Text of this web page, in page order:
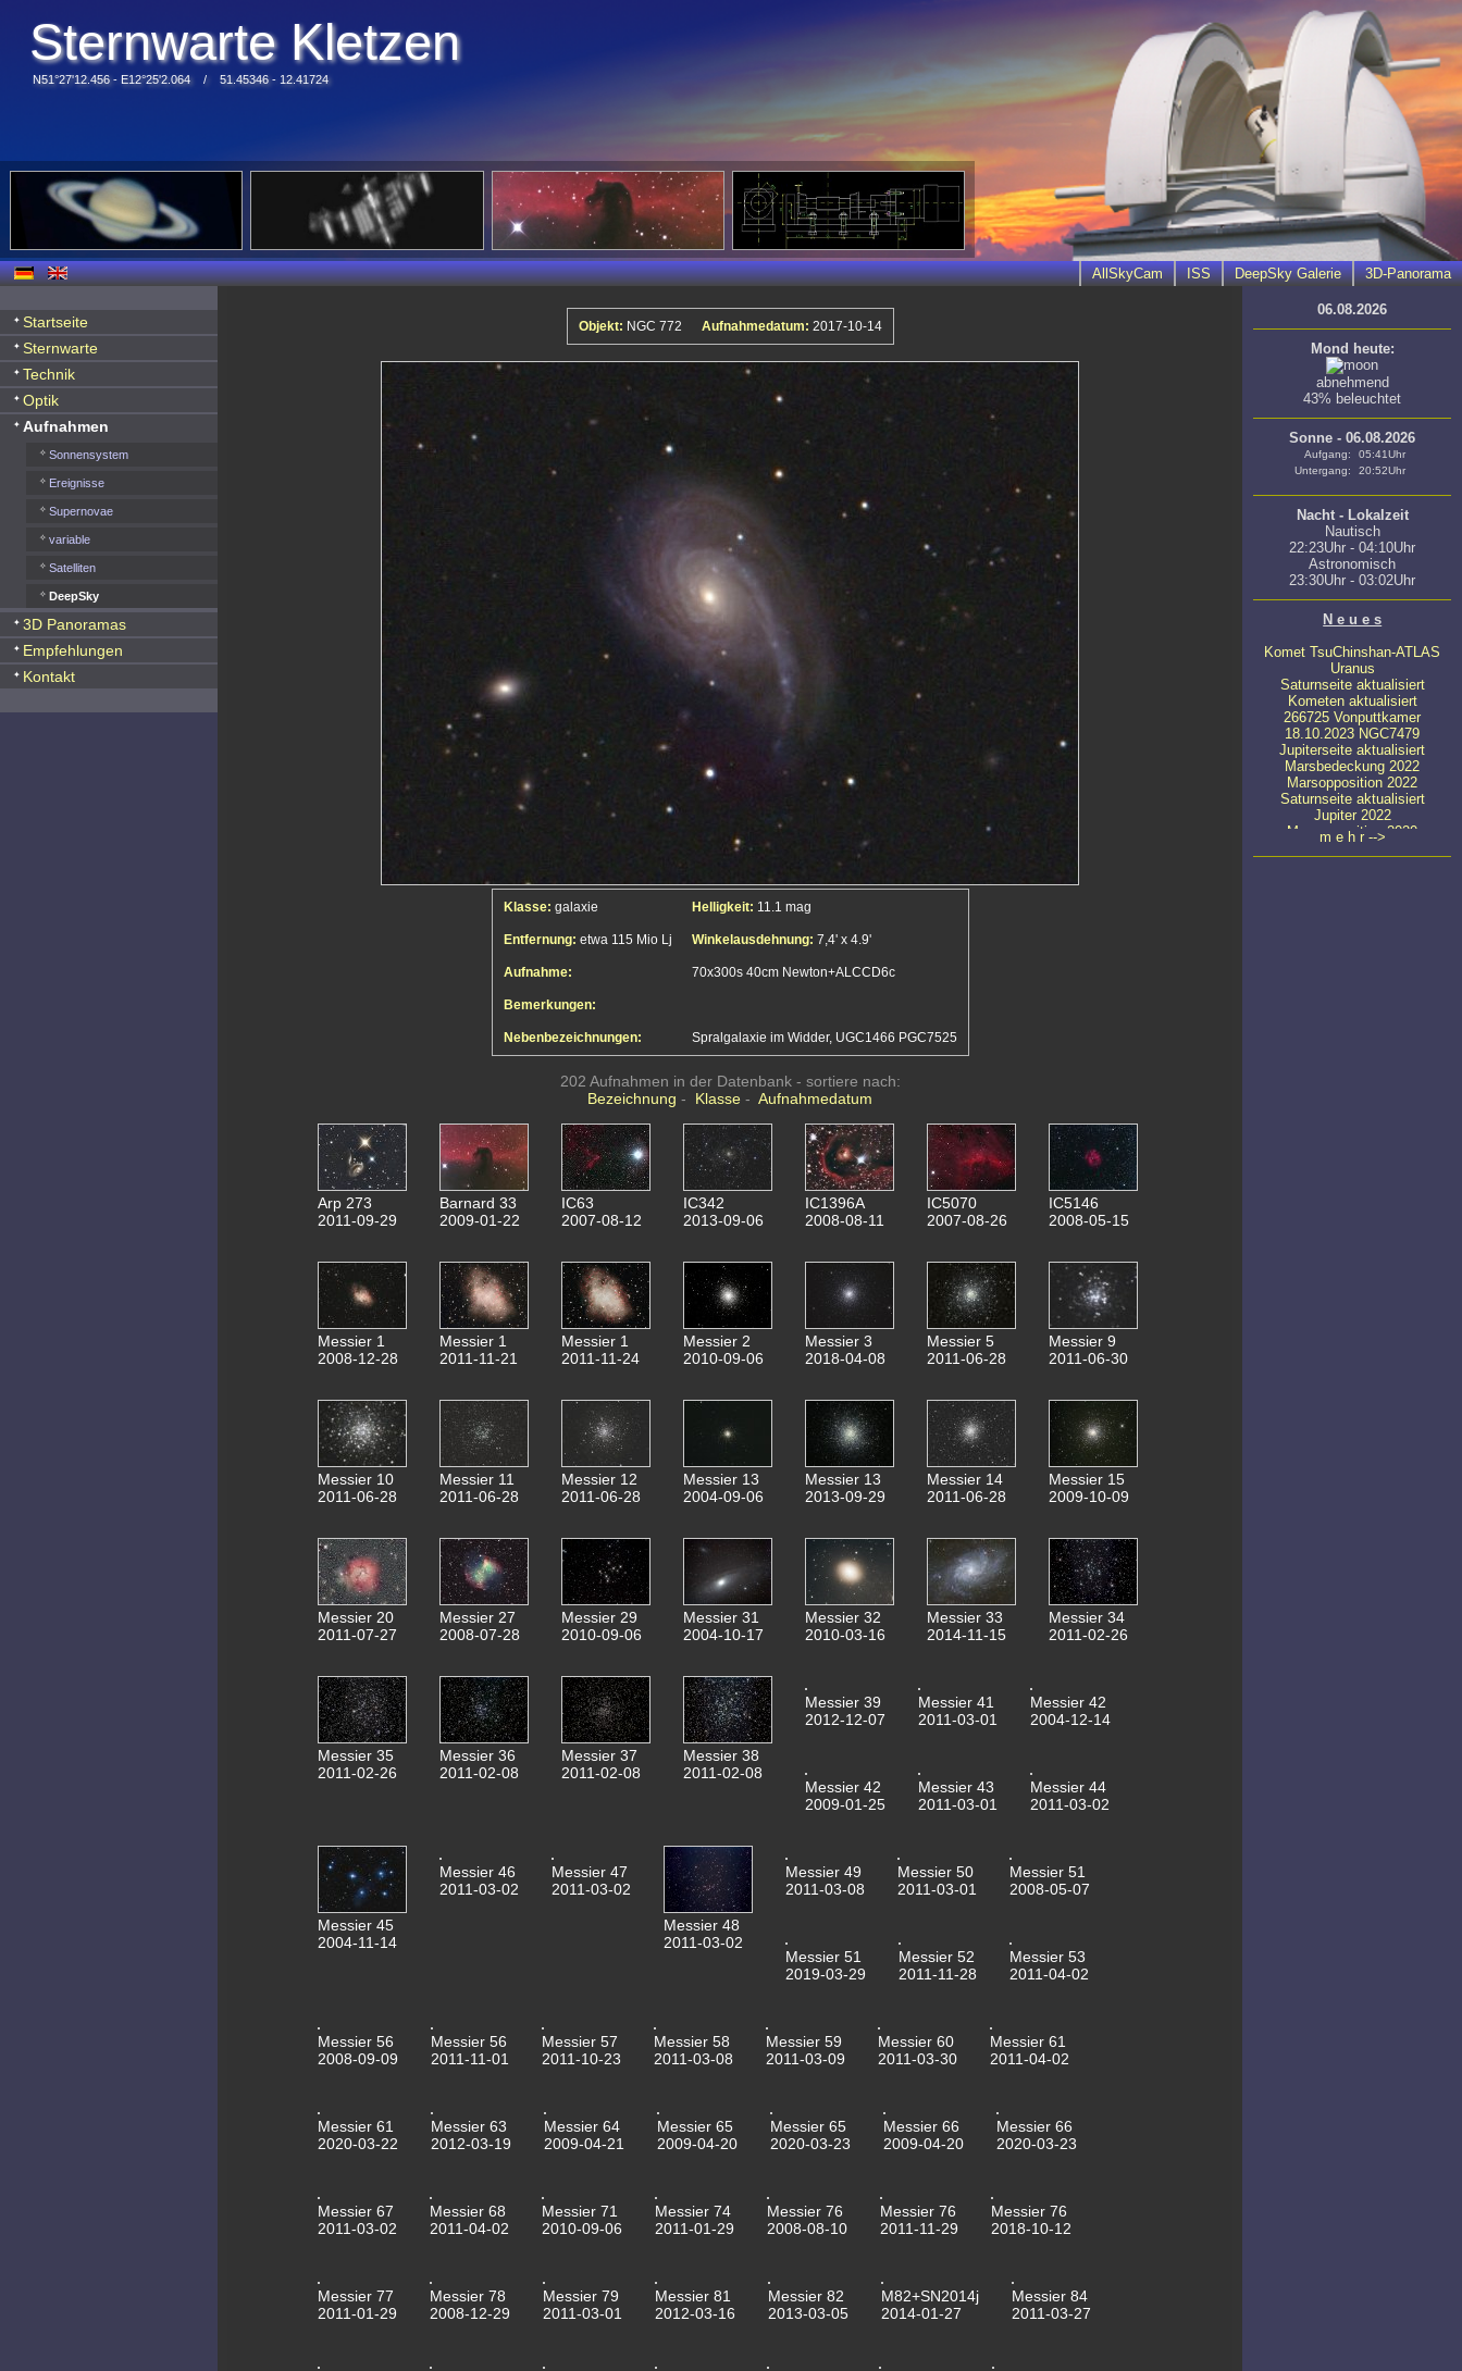
Sternwarte Kletzen
N51°27'12.456 - E12°25'2.064 / 51.45346 - 12.41724
3D-Panorama
DeepSky Galerie
ISS
AllSkyCam
Startseite
Sternwarte
Technik
Optik
Aufnahmen
Sonnensystem
Ereignisse
Supernovae
variable
Satelliten
DeepSky
3D Panoramas
Empfehlungen
Kontakt
Objekt: NGC 772 Aufnahmedatum: 2017-10-14
Klasse: galaxie Helligkeit: 11.1 mag
Entfernung: etwa 115 Mio Lj Winkelausdehnung: 7,4' x 4.9'
Aufnahme: 70x300s 40cm Newton+ALCCD6c
Bemerkungen:
Nebenbezeichnungen: Spralgalaxie im Widder, UGC1466 PGC7525
202 Aufnahmen in der Datenbank - sortiere nach:
Bezeichnung - Klasse -Aufnahmedatum
Arp 273
2011-09-29
Barnard 33
2009-01-22
IC63
2007-08-12
IC342
2013-09-06
IC1396A
2008-08-11
IC5070
2007-08-26
IC5146
2008-05-15
Messier 1
2008-12-28
Messier 1
2011-11-21
Messier 1
2011-11-24
Messier 2
2010-09-06
Messier 3
2018-04-08
Messier 5
2011-06-28
Messier 9
2011-06-30
Messier 10
2011-06-28
Messier 11
2011-06-28
Messier 12
2011-06-28
Messier 13
2004-09-06
Messier 13
2013-09-29
Messier 14
2011-06-28
Messier 15
2009-10-09
Messier 20
2011-07-27
Messier 27
2008-07-28
Messier 29
2010-09-06
Messier 31
2004-10-17
Messier 32
2010-03-16
Messier 33
2014-11-15
Messier 34
2011-02-26
Messier 35
2011-02-26
Messier 36
2011-02-08
Messier 37
2011-02-08
Messier 38
2011-02-08
Messier 39
2012-12-07
Messier 41
2011-03-01
Messier 42
2004-12-14
Messier 42
2009-01-25
Messier 43
2011-03-01
Messier 44
2011-03-02
Messier 45
2004-11-14
Messier 46
2011-03-02
Messier 47
2011-03-02
Messier 48
2011-03-02
Messier 49
2011-03-08
Messier 50
2011-03-01
Messier 51
2008-05-07
Messier 51
2019-03-29
Messier 52
2011-11-28
Messier 53
2011-04-02
Messier 56
2008-09-09
Messier 56
2011-11-01
Messier 57
2011-10-23
Messier 58
2011-03-08
Messier 59
2011-03-09
Messier 60
2011-03-30
Messier 61
2011-04-02
Messier 61
2020-03-22
Messier 63
2012-03-19
Messier 64
2009-04-21
Messier 65
2009-04-20
Messier 65
2020-03-23
Messier 66
2009-04-20
Messier 66
2020-03-23
Messier 67
2011-03-02
Messier 68
2011-04-02
Messier 71
2010-09-06
Messier 74
2011-01-29
Messier 76
2008-08-10
Messier 76
2011-11-29
Messier 76
2018-10-12
Messier 77
2011-01-29
Messier 78
2008-12-29
Messier 79
2011-03-01
Messier 81
2012-03-16
Messier 82
2013-03-05
M82+SN2014j
2014-01-27
Messier 84
2011-03-27
06.08.2026
Mond heute:
abnehmend
43% beleuchtet
Sonne - 06.08.2026
Aufgang:
05:41Uhr
Untergang:
20:52Uhr
Nacht - Lokalzeit
Nautisch
22:23Uhr - 04:10Uhr
Astronomisch
23:30Uhr - 03:02Uhr
N e u e s
Komet TsuChinshan-ATLAS
Uranus
Saturnseite aktualisiert
Kometen aktualisiert
266725 Vonputtkamer
18.10.2023 NGC7479
Jupiterseite aktualisiert
Marsbedeckung 2022
Marsopposition 2022
Saturnseite aktualisiert
Jupiter 2022
Marsopposition 2020
m e h r -->